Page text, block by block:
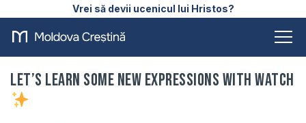
Vrei să devii ucenicul lui Hristos?
Let’s learn some new expressions with Watch